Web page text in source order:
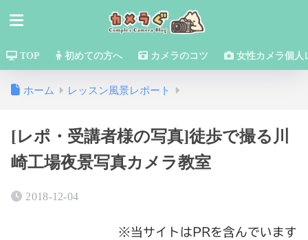
TOP 初めての方へ カメラのコツ 女性カメラ個人
ホーム レッスン風景レポート
[レポ・受講者様の写真]徒歩で撮る川
崎工場夜景写真カメラ教室
2018-12-04
※当サイトはPRを含んでいます